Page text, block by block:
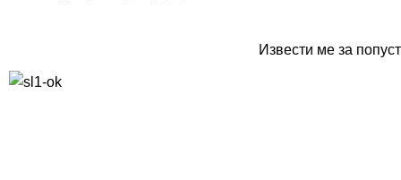
Извести ме за попуст